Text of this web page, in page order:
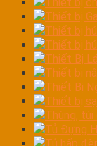
Thiết bị
Thiết bị
Thiết bị
Thiết Bị
Thiết bị
Thiết Bị
Thiết bị
Thùng,
Tủ Đựng